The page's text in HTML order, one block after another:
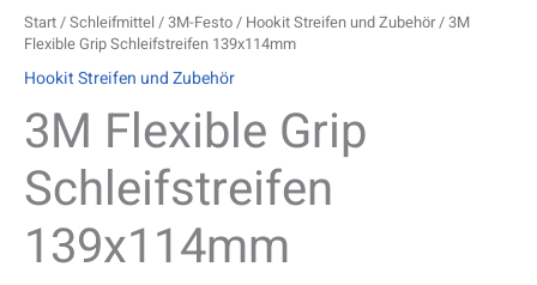
Start/Schleifmittel /3M-Festo/ Hookit Streifen und Zubehör/ 3M
Flexible Grip Schleifstreifen 139x114mm
Hookit Streifen und Zubehör
3M Flexible Grip
Schleifstreifen
139x114mm